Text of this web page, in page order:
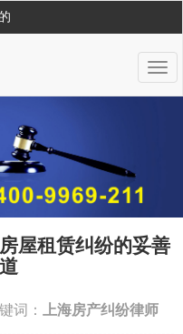
屋租赁纠纷的妥善
词： 上海房产纠纷律师